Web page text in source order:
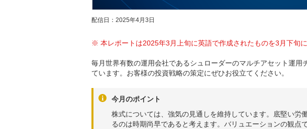
配信日：2025年4月3日
※ 本レポートは2025年3月上旬に英語で作成されたものを3月下旬
毎月世界有数の運用会社であるシュローダーのマルチアセット運
ています。お客様の投資戦略の策定にぜひお役立てください。
今月のポイント
株式については、強気の見通しを維持しています。底堅い労
るのは時期尚早であると考えます。バリュエーションの観点